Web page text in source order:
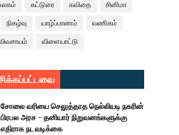
கட்டுரை கவிதை சினிமா
நிகழ்வு யாழ்ப்பாணம் வணிகம்
விளையாட்டு
சோலை வரியை செலுத்தாத நெல்லியடி நகரின்
பிரபல அரச - தனியார் நிறுவனங்களுக்கு
எதிராக நடவடிக்கை